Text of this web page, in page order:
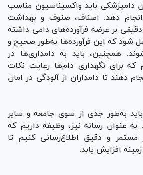
دامپزشکی باید واکسیناسیون مناسب
دهد. اصناف، صنوف و بهداشت
بر عرضه فرآورده‌های دامی داشته
شود که این فرآورده‌ها به‌طور صحیح و
همچنین، باید به دامداری‌ها در
که برای نگهداری دام‌ها رعایت نکات
دهند تا دامداران از آلودگی در امان
به‌طور جدی از سوی جامعه و سایر
به عنوان رسانه نیز، وظیفه داریم که
مستمر و دقیق اطلاع‌رسانی کنیم تا
افزایش یابد.